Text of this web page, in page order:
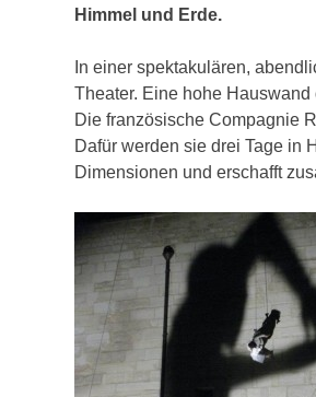
Himmel und Erde.
In einer spektakulären,
Theater. Eine hohe
Die französische Compagnie
Dafür werden sie drei Tage in
Dimensionen und erschafft